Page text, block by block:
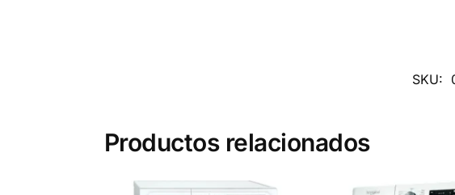
SKU:
Productos relacionados